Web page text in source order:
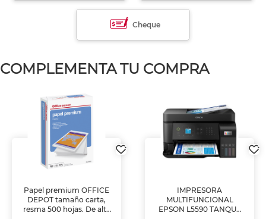
Cheque
COMPLEMENTA TU COMPRA
Papel premium OFFICE
DEPOT tamaño carta,
resma 500 hojas. De alta
IMPRESORA
MULTIFUNCIONAL
EPSON L5590 TANQUE